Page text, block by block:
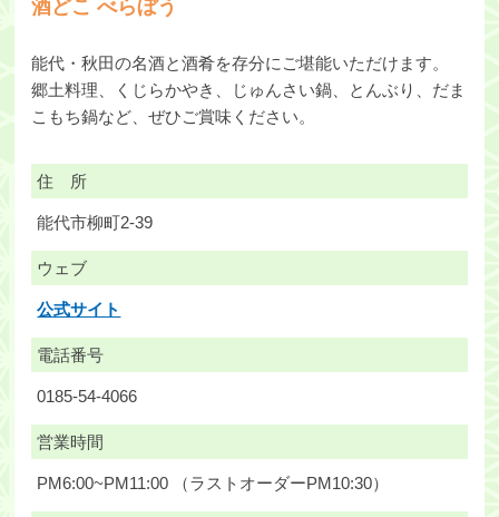
酒どこ べらぼう
能代・秋田の名酒と酒肴を存分にご堪能いただけます。
郷土料理、くじらかやき、じゅんさい鍋、とんぶり、だま
こもち鍋など、ぜひご賞味ください。
住 所
能代市柳町2-39
ウェブ
公式サイト
電話番号
0185-54-4066
営業時間
PM6:00~PM11:00 （ラストオーダーPM10:30）